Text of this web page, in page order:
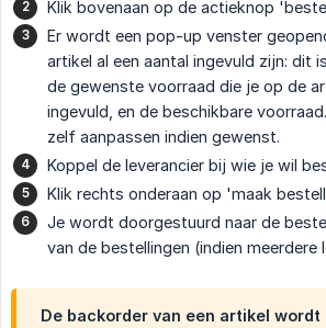
Klik bovenaan op de actieknop
Er wordt een pop-up venster
artikel al een aantal ingevuld zijn: dit
de gewenste voorraad die je op de
ingevuld, en de beschikbare
zelf aanpassen indien gewenst.
Koppel de leverancier bij wie je wil
Klik rechts onderaan op 'maak
Je wordt doorgestuurd naar de
van de bestellingen (indien meerdere
De backorder van een artikel